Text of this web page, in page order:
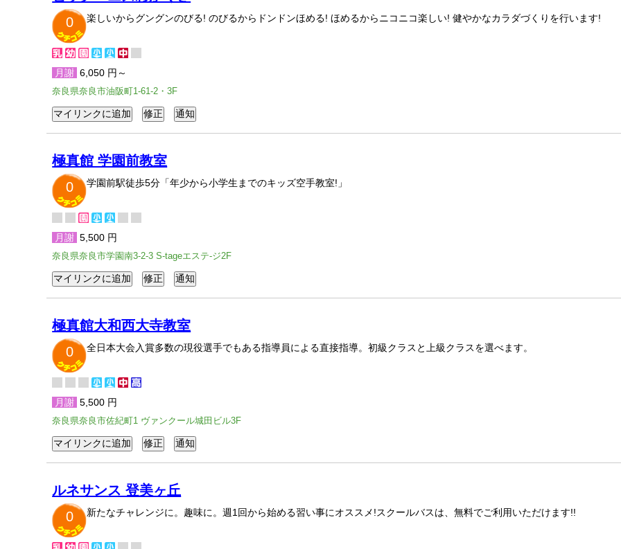
0
楽しいからグングンのびる! のびるからドンドンほめる! ほめるからニコニコ楽しい! 健やかなカラダづくりを行います!
月謝 6,050 円～
奈良県奈良市油阪町1-61-2・3F
極真館 学園前教室
0
学園前駅徒歩5分「年少から小学生までのキッズ空手教室!」
月謝 5,500 円
奈良県奈良市学園南3-2-3 S-tageエステ-ジ2F
極真館大和西大寺教室
0
全日本大会入賞多数の現役選手でもある指導員による直接指導。初級クラスと上級クラスを選べます。
月謝 5,500 円
奈良県奈良市佐紀町1 ヴァンクール城田ビル3F
ルネサンス 登美ヶ丘
0
新たなチャレンジに。趣味に。週1回から始める習い事にオススメ!スクールバスは、無料でご利用いただけます!!